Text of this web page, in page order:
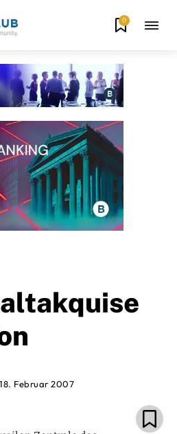
0
18. Februar 2007